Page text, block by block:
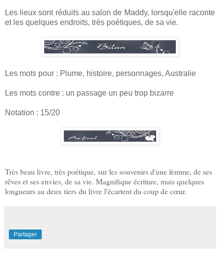
Les lieux sont réduits au salon de Maddy, lorsqu'elle raconte
et les quelques endroits, très poétiques, de sa vie.
Les mots pour : Plume, histoire, personnages, Australie
Les mots contre : un passage un peu trop bizarre
Notation : 15/20
Très beau livre, très poétique, sur les souvenirs d'une femme, de ses
rêves et ses envies, de sa vie. Magnifique écriture, mais quelques
longueurs au deux tiers du livre l'écartent du coup de cœur.
Partager